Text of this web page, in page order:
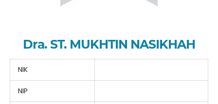
Dra. ST. MUKHTIN NASIKHAH
NIK
NIP